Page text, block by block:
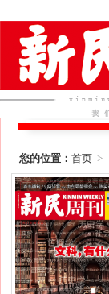
您的位置： 首页>